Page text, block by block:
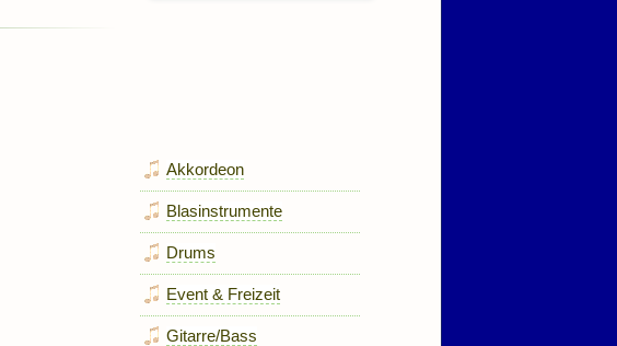
Akkordeon
Blasinstrumente
Drums
Event & Freizeit
Gitarre/Bass